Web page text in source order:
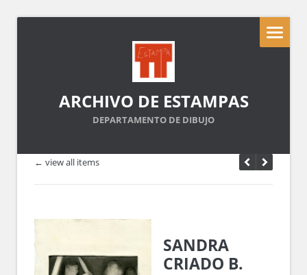
ARCHIVO DE ESTAMPAS
DEPARTAMENTO DE DIBUJO
← view all items
SANDRA
CRIADO B.